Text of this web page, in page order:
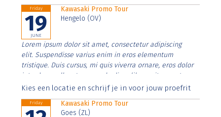
Friday
19
JUNE
Kawasaki Promo Tour
Hengelo (OV)
Lorem ipsum dolor sit amet, consectetur adipiscing
elit. Suspendisse varius enim in eros elementum
tristique. Duis cursus, mi quis viverra ornare, eros dolor
interdum nulla, ut commodo diam libero vitae erat.
Aenean faucibus nibh et justo cursus id rutrum lorem
Kies een locatie en schrijf je in voor jouw proefrit
Friday
Kawasaki Promo Tour
Goes (ZL)